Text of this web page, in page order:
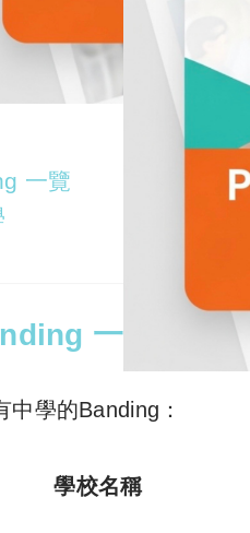
一覽
一覽
中學的Banding：
學校名稱